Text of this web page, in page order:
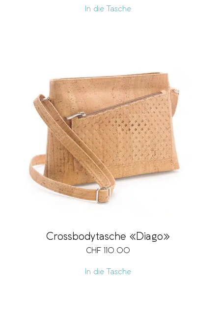
In die Tasche
Crossbodytasche «Diago»
CHF 110.00
In die Tasche